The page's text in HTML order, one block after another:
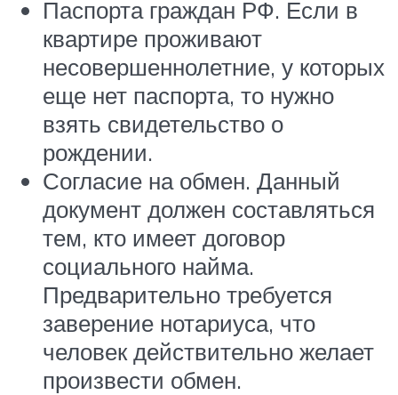
Паспорта граждан РФ. Если в
квартире проживают
несовершеннолетние, у которых
еще нет паспорта, то нужно
взять свидетельство о
рождении.
Согласие на обмен. Данный
документ должен составляться
тем, кто имеет договор
социального найма.
Предварительно требуется
заверение нотариуса, что
человек действительно желает
произвести обмен.